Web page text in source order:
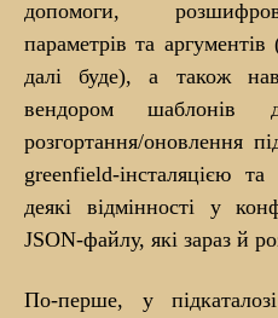
допомоги,
параметрів та
далі буде), а також
вендором шаблонів
розгортання/оновлення
greenfield-інсталяцією
деякі відмінності у
JSON-файлу, які зараз й
По-перше, у